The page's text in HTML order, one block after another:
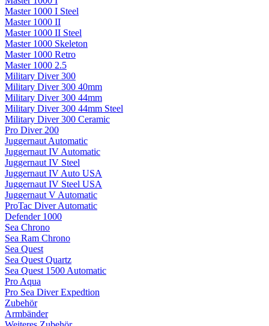
Master 1000 I Steel
Master 1000 II
Master 1000 II Steel
Master 1000 Skeleton
Master 1000 Retro
Master 1000 2.5
Military Diver 300
Military Diver 300 40mm
Military Diver 300 44mm
Military Diver 300 44mm Steel
Military Diver 300 Ceramic
Pro Diver 200
Juggernaut Automatic
Juggernaut IV Automatic
Juggernaut IV Steel
Juggernaut IV Auto USA
Juggernaut IV Steel USA
Juggernaut V Automatic
ProTac Diver Automatic
Defender 1000
Sea Chrono
Sea Ram Chrono
Sea Quest
Sea Quest Quartz
Sea Quest 1500 Automatic
Pro Aqua
Pro Sea Diver Expedtion
Zubehör
Armbänder